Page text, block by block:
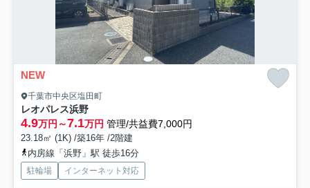
NEW
千葉市中央区塩田町
レオパレス浜野
4.9万円～7.1万円 管理/共益費7,000円
23.18㎡ (1K) /築16年 /2階建
内房線「浜野」駅 徒歩16分
駐輪場 インターネット対応